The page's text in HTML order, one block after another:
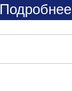
Подробнее